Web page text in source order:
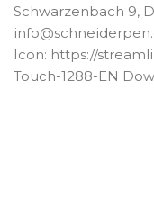
Schwarzenbach 9,
Icon: https://
Touch-1288-EN